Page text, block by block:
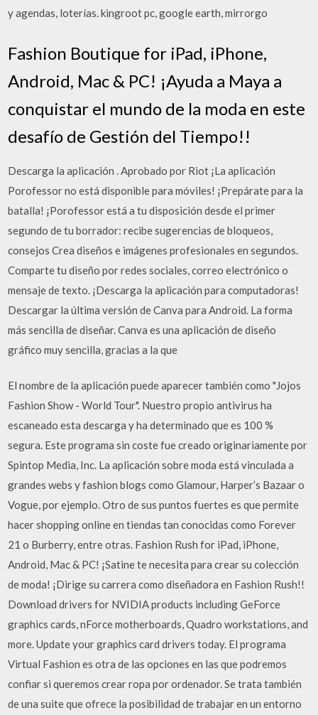
y agendas, loterías. kingroot pc, google earth, mirrorgo
Fashion Boutique for iPad, iPhone,
Android, Mac & PC! ¡Ayuda a Maya a
conquistar el mundo de la moda en este
desafío de Gestión del Tiempo!!
Descarga la aplicación . Aprobado por Riot ¡La aplicación
Porofessor no está disponible para móviles! ¡Prepárate para la
batalla! ¡Porofessor está a tu disposición desde el primer
segundo de tu borrador: recibe sugerencias de bloqueos,
consejos Crea diseños e imágenes profesionales en segundos.
Comparte tu diseño por redes sociales, correo electrónico o
mensaje de texto. ¡Descarga la aplicación para computadoras!
Descargar la última versión de Canva para Android. La forma
más sencilla de diseñar. Canva es una aplicación de diseño
gráfico muy sencilla, gracias a la que
El nombre de la aplicación puede aparecer también como "Jojos
Fashion Show - World Tour". Nuestro propio antivirus ha
escaneado esta descarga y ha determinado que es 100 %
segura. Este programa sin coste fue creado originariamente por
Spintop Media, Inc. La aplicación sobre moda está vinculada a
grandes webs y fashion blogs como Glamour, Harper’s Bazaar o
Vogue, por ejemplo. Otro de sus puntos fuertes es que permite
hacer shopping online en tiendas tan conocidas como Forever
21 o Burberry, entre otras. Fashion Rush for iPad, iPhone,
Android, Mac & PC! ¡Satine te necesita para crear su colección
de moda! ¡Dirige su carrera como diseñadora en Fashion Rush!!
Download drivers for NVIDIA products including GeForce
graphics cards, nForce motherboards, Quadro workstations, and
more. Update your graphics card drivers today. El programa
Virtual Fashion es otra de las opciones en las que podremos
confiar si queremos crear ropa por ordenador. Se trata también
de una suite que ofrece la posibilidad de trabajar en un entorno